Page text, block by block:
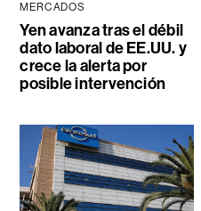
MERCADOS
Yen avanza tras el débil
dato laboral de EE.UU. y
crece la alerta por
posible intervención